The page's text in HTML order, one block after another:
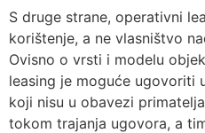
S druge strane, operativni
korištenje, a ne vlasništvo
Ovisno o vrsti i modelu
leasing je moguće ugovoriti
koji nisu u obavezi
tokom trajanja ugovora, a